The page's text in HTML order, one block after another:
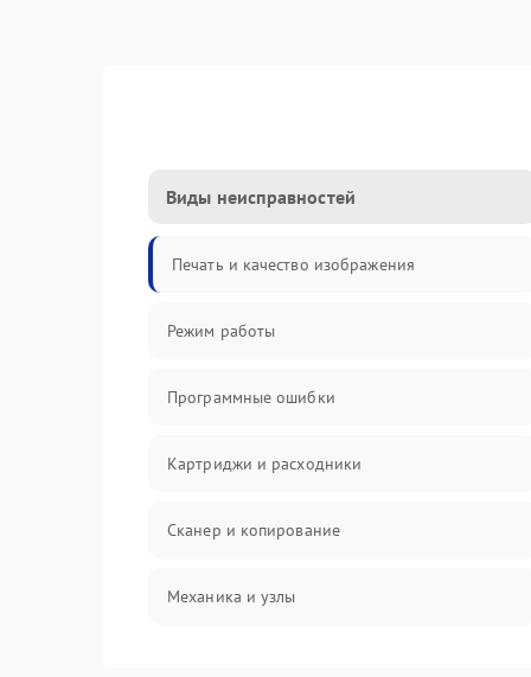
Виды неисправностей
Печать и качество изображения
Режим работы
Программные ошибки
Картриджи и расходники
Сканер и копирование
Механика и узлы